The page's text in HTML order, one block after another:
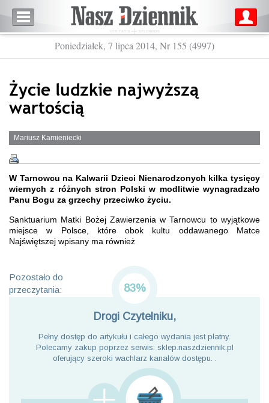
Poniedziałek, 7 lipca 2014, Nr 155 (4997)
Życie ludzkie najwyższą
wartością
Mariusz Kamieniecki
W Tarnowcu na Kalwarii Dzieci Nienarodzonych kilka tysięcy
wiernych z różnych stron Polski w modlitwie wynagradzało
Panu Bogu za grzechy przeciwko życiu.
Sanktuarium Matki Bożej Zawierzenia w Tarnowcu to wyjątkowe
miejsce w Polsce, które obok kultu oddawanego Matce
Najświętszej wpisany ma również
Pozostało do
przeczytania:
83%
Drogi Czytelniku,
Pełny dostęp do artykułu i całego wydania jest płatny.
Polecamy zakup poprzez serwis: sklep.naszdziennik.pl
oferujący szeroki wachlarz kanałów dostępu. .